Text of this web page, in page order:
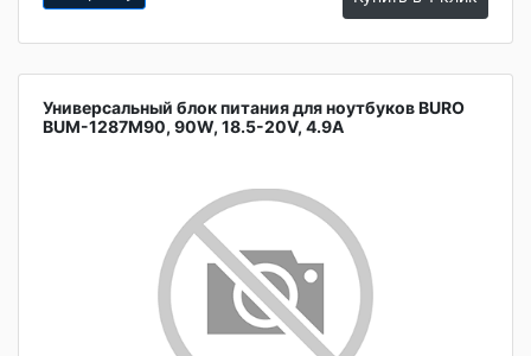
Универсальный блок питания для ноутбуков BURO
BUM-1287M90, 90W, 18.5-20V, 4.9А